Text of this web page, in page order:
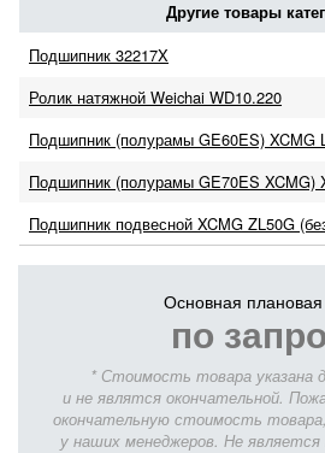
Другие товары
Подшипник 32217X
Ролик натяжной Weichai WD10.220
Подшипник (полурамы GE60ES) XCMG
Подшипник (полурамы GE70ES XCMG)
Подшипник подвесной XCMG ZL50G
Основная
по
* Стоимость товара указана
и не являтся окончательной.
окончательную стоимость
у наших менеджеров. Не